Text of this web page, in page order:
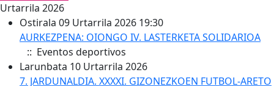
Urtarrila 2026
Ostirala 09 Urtarrila 2026 19:30
AURKEZPENA: OIONGO IV. LASTERKETA SOLIDARIOA
:: Eventos deportivos
Larunbata 10 Urtarrila 2026
7. JARDUNALDIA. XXXXI. GIZONEZKOEN FUTBOL-ARETO